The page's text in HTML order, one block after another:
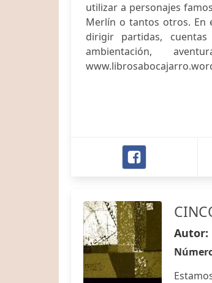
utilizar a personajes
Merlín o tantos otros. En
dirigir partidas,
ambientación,
Autor: